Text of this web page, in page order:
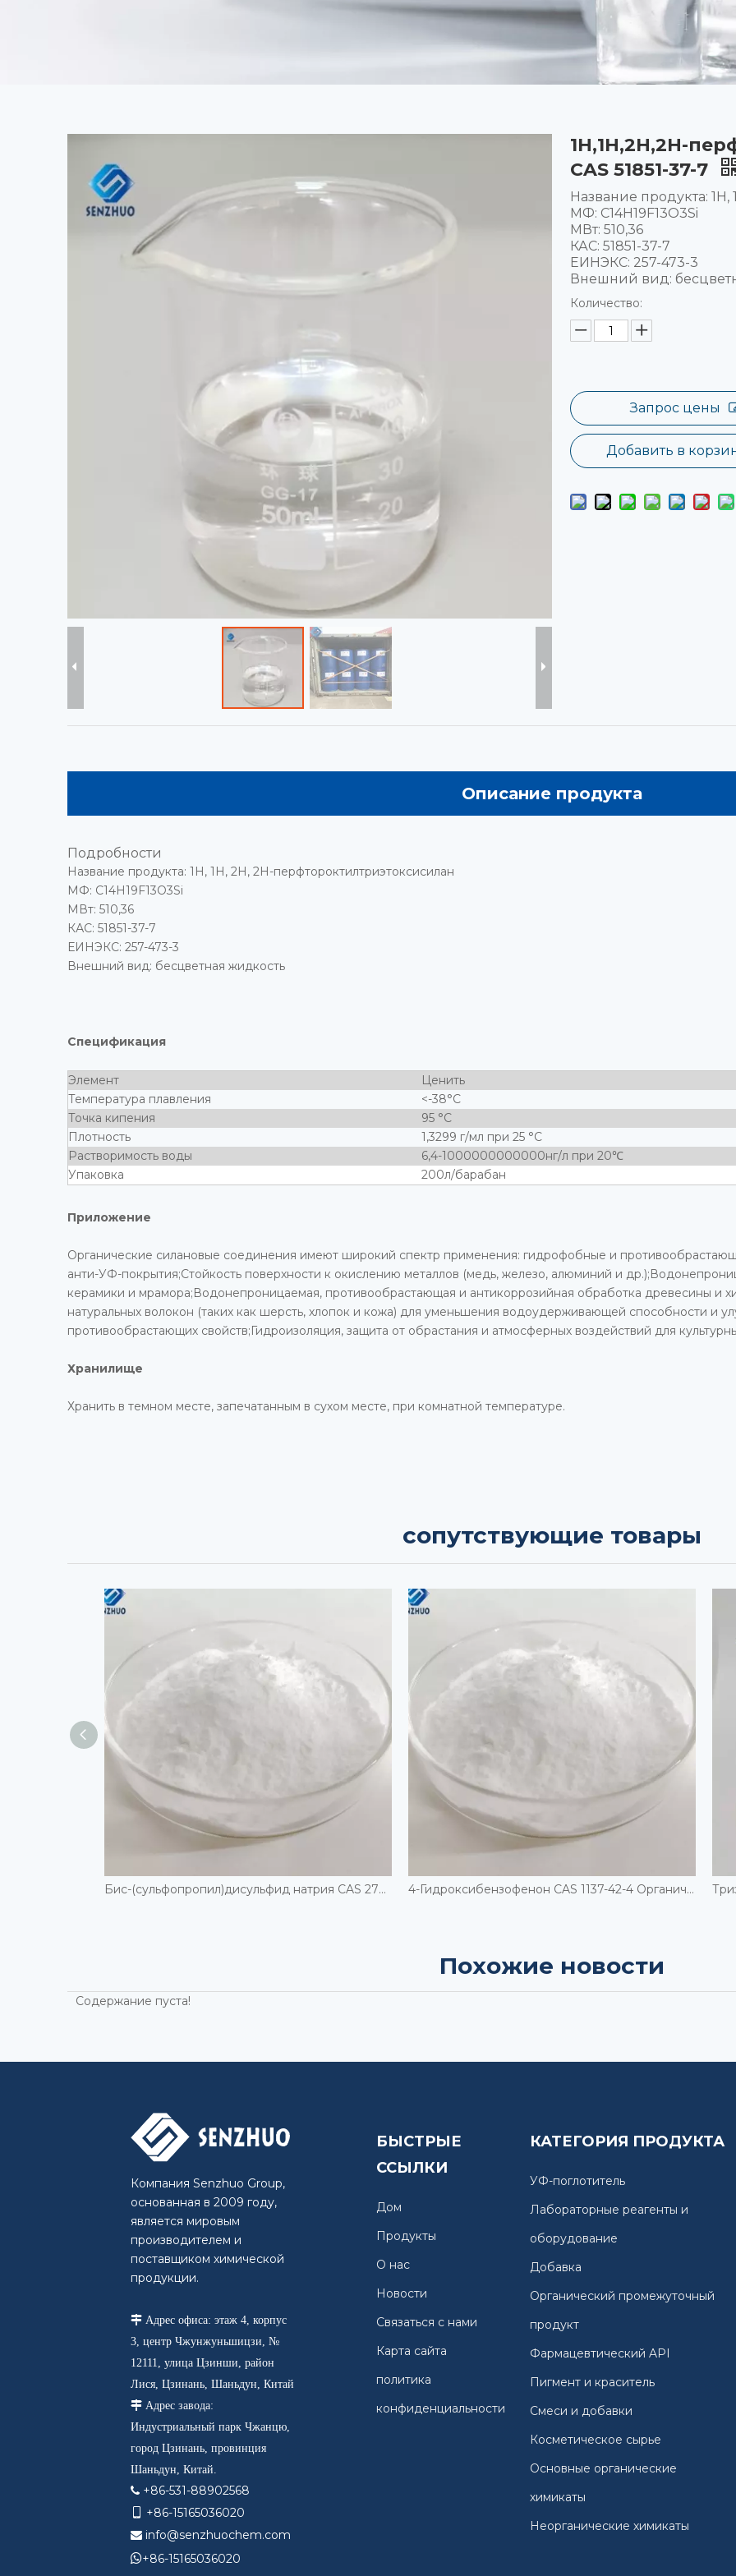
1H,1H,2H,2H-
CAS 51851-37-7
Название продукта:
МФ: C14H19F13O3Si
МВт: 510,36
КАС: 51851-37-7
ЕИНЭКС: 257-473-3
Внешний вид:
Количество:
Запрос цены
Добавить в
Описание продукта
Подробности
Название продукта: 1H, 1H, 2H, 2H-перфтороктилтриэтоксисилан
МФ: C14H19F13O3Si
МВт: 510,36
КАС: 51851-37-7
ЕИНЭКС: 257-473-3
Внешний вид: бесцветная жидкость
Спецификация
Элемент
Ценить
Температура плавления
<-38°С
Точка кипения
95 °С
Плотность
1,3299 г/мл при 25 °C
Растворимость воды
6,4-1000000000000нг/л при 20℃
Упаковка
200л/барабан
Приложение
Органические силановые соединения имеют широкий спектр применения: гидрофобные и
анти-УФ-покрытия;Стойкость поверхности к окислению металлов (медь, железо, алюминий и
керамики и мрамора;Водонепроницаемая, противообрастающая и антикоррозийная обработка древесины и
натуральных волокон (таких как шерсть, хлопок и кожа) для уменьшения водоудерживающей способности и
противообрастающих свойств;Гидроизоляция, защита от обрастания и атмосферных воздействий для
Хранилище
Хранить в темном месте, запечатанным в сухом месте, при комнатной температуре.
сопутствующие товары
Бис-(сульфопропил)дисульфид натрия CAS 27206-35-5 4-Гидроксибензофенон CAS 1137-42-4 Органический синтез
Похожие новости
Содержание пуста!
Компания Senzhuo Group,
основанная в 2009 году,
является мировым
производителем и
поставщиком химической
продукции.
 Адрес офиса: этаж 4, корпус
3, центр Чжунжуньшицзи, №
12111, улица Цзинши, район
Лися, Цзинань, Шаньдун, Китай
 Адрес завода:
Индустриальный парк Чжанцю,
город Цзинань, провинция
Шаньдун, Китай.
 +86-531-88902568
+86-15165036020
 info@senzhuochem.com
+86-15165036020
БЫСТРЫЕ
ССЫЛКИ
Дом
Продукты
О нас
Новости
Связаться с нами
Карта сайта
политика
конфиденциальности
КАТЕГОРИЯ ПРОДУКТА
УФ-поглотитель
Лабораторные реагенты и
оборудование
Добавка
Органический промежуточный
продукт
Фармацевтический API
Пигмент и краситель
Смеси и добавки
Косметическое сырье
Основные органические
химикаты
Неорганические химикаты